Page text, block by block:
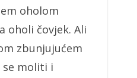
oholom
oholi čovjek. Ali
zbunjujućem
se moliti i